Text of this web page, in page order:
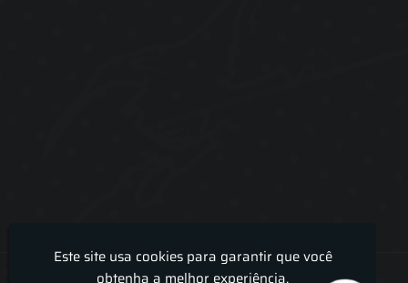
Lira Luz Decor - Cortinas sob medidas e persianas
Este site usa cookies para garantir que você
obtenha a melhor experiência.